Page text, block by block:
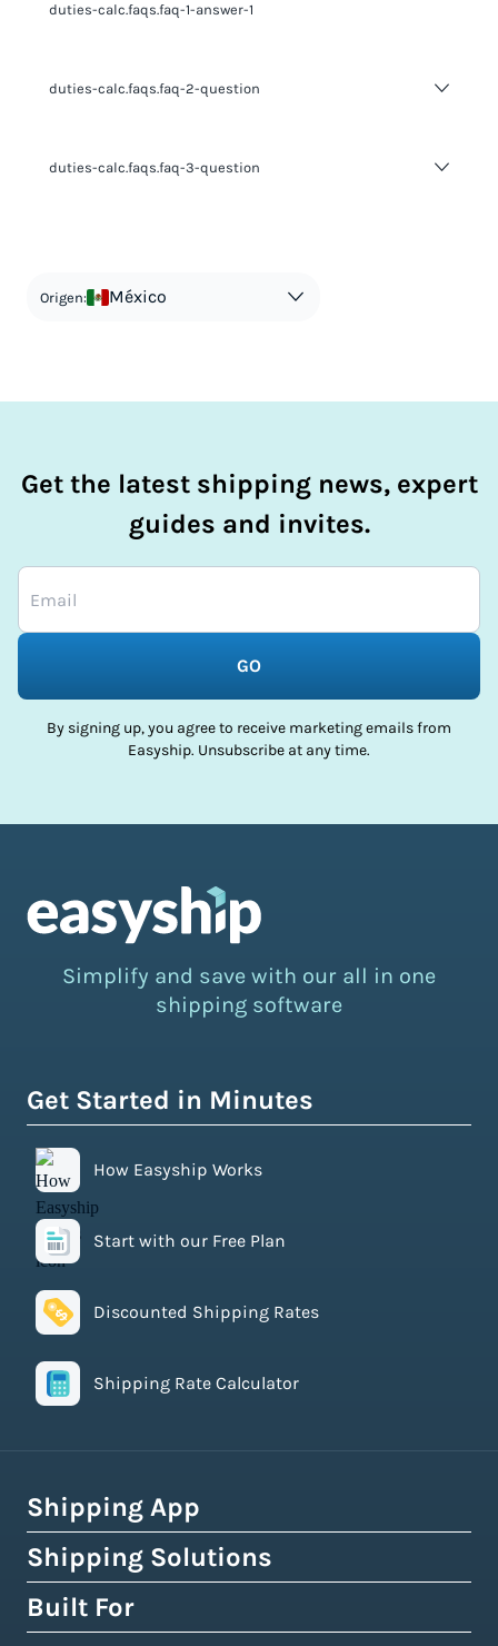
duties-calc.faqs.faq-1-answer-1
duties-calc.faqs.faq-2-question
duties-calc.faqs.faq-3-question
Origen: México
Get the latest shipping news, expert
guides and invites.
GO
By signing up, you agree to receive marketing emails from
Easyship. Unsubscribe at any time.
Simplify and save with our all in one
shipping software
Get Started in Minutes
How Easyship Works
Start with our Free Plan
Discounted Shipping Rates
Shipping Rate Calculator
Shipping App
How Easyship Works
Multi-Carrier Shipping Software
Shipping Solutions
Global Fulfillment Network
Built For